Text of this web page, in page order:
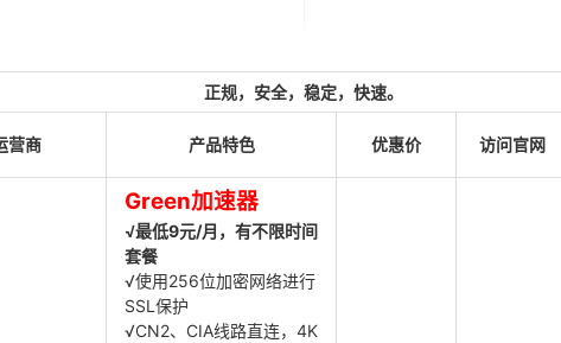
正规，安全，稳定，快速。
营商 产品特色 优惠价 访问官网
Green加速器
√最低9元/月，有不限时间
套餐
√使用256位加密网络进行
SSL保护
√CN2、CIA线路直连，4K